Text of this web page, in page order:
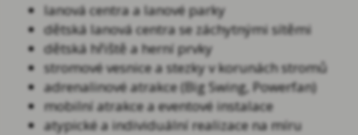
lanová centra a lanové parky
dětská lanová centra se záchytnými sítěmi
dětská hřiště a herní prvky
stromové vesnice a stezky v korunách stromů
adrenalinové atrakce (Big Swing, Powerfan)
mobilní atrakce a eventové instalace
atypické a individuální realizace na míru